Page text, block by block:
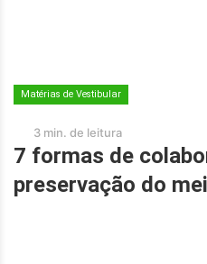
Matérias de Vestibular
3 min. de leitura
7 formas de
preservação do